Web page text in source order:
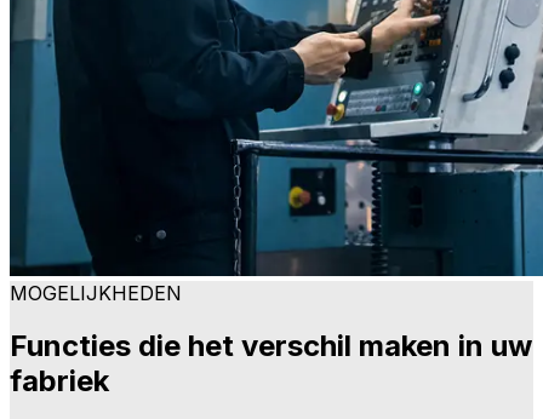
MOGELIJKHEDEN
Functies die het verschil maken in uw
fabriek